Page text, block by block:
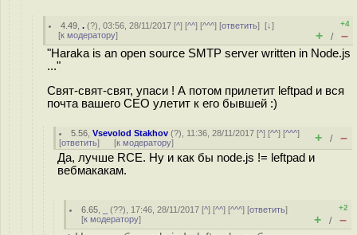
4.49 ,. (?), 03:56, 28/11/2017 [^] [^^] [^^^] [ответить][↓]
[к модератору]
+4
+ / –
"Haraka is an open source SMTP server written in Node.js
..."
Свят-свят-свят, упаси ! А потом прилетит leftpad и вся
почта вашего СЕО улетит к его бывшей :)
5.56 ,Vsevolod Stakhov (?), 11:36, 28/11/2017 [^] [^^] [^^^]
[ответить] [к модератору] + / –
Да, лучше RCE. Ну и как бы node.js != leftpad и
вебмакакам.
6.65 (??), 17:46, 28/11/2017 [^] [^^] [^^^] [ответить]
[к модератору]
+2
+ / –